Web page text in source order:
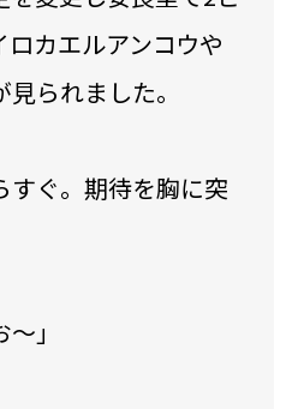
ロカエルアンコウや
られました。
すぐ。期待を胸に突
」